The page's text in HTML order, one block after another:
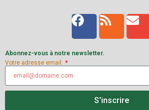
Abonnez-vous à notre newsletter.
Votre adresse email:
S'inscrire